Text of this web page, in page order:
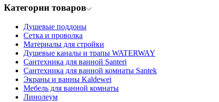
Категории товаров
Душевые поддоны
Сетка и проволка
Материалы для стройки
Душевые каналы и трапы WATERWAY
Сантехника для ванной Santeri
Сантехника для ванной комнаты Santek
Экраны и ванны Kaldewei
Мебель для ванной комнаты
Линолеум